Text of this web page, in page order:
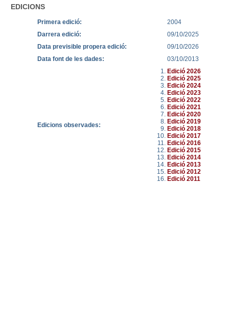
EDICIONS
Primera edició:
2004
Darrera edició:
09/10/2025
Data previsible propera edició:
09/10/2026
Data font de les dades:
03/10/2013
Edicions observades:
Edició 2026
Edició 2025
Edició 2024
Edició 2023
Edició 2022
Edició 2021
Edició 2020
Edició 2019
Edició 2018
Edició 2017
Edició 2016
Edició 2015
Edició 2014
Edició 2013
Edició 2012
Edició 2011